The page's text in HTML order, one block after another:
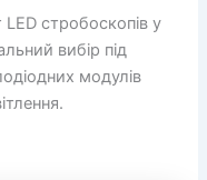
стробоскопів у
вибір під
модулів